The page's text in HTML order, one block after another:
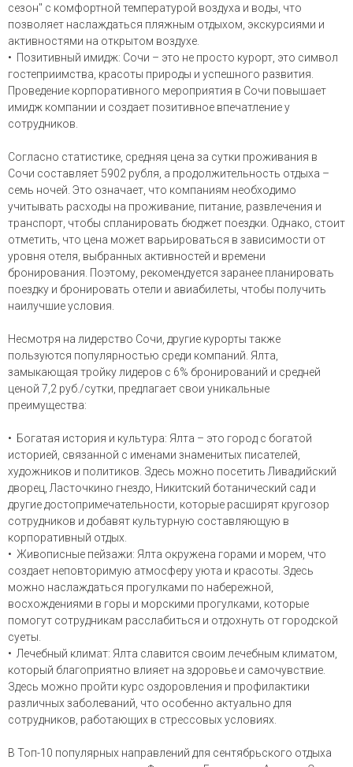
сезон" с комфортной температурой воздуха и воды, что
позволяет наслаждаться пляжным отдыхом, экскурсиями и
активностями на открытом воздухе.
• Позитивный имидж: Сочи – это не просто курорт, это символ
гостеприимства, красоты природы и успешного развития.
Проведение корпоративного мероприятия в Сочи повышает
имидж компании и создает позитивное впечатление у
сотрудников.
Согласно статистике, средняя цена за сутки проживания в
Сочи составляет 5902 рубля, а продолжительность отдыха –
семь ночей. Это означает, что компаниям необходимо
учитывать расходы на проживание, питание, развлечения и
транспорт, чтобы спланировать бюджет поездки. Однако, стоит
отметить, что цена может варьироваться в зависимости от
уровня отеля, выбранных активностей и времени
бронирования. Поэтому, рекомендуется заранее планировать
поездку и бронировать отели и авиабилеты, чтобы получить
наилучшие условия.
Несмотря на лидерство Сочи, другие курорты также
пользуются популярностью среди компаний. Ялта,
замыкающая тройку лидеров с 6% бронирований и средней
ценой 7,2 руб./сутки, предлагает свои уникальные
преимущества:
• Богатая история и культура: Ялта – это город с богатой
историей, связанной с именами знаменитых писателей,
художников и политиков. Здесь можно посетить Ливадийский
дворец, Ласточкино гнездо, Никитский ботанический сад и
другие достопримечательности, которые расширят кругозор
сотрудников и добавят культурную составляющую в
корпоративный отдых.
• Живописные пейзажи: Ялта окружена горами и морем, что
создает неповторимую атмосферу уюта и красоты. Здесь
можно наслаждаться прогулками по набережной,
восхождениями в горы и морскими прогулками, которые
помогут сотрудникам расслабиться и отдохнуть от городской
суеты.
• Лечебный климат: Ялта славится своим лечебным климатом,
который благоприятно влияет на здоровье и самочувствие.
Здесь можно пройти курс оздоровления и профилактики
различных заболеваний, что особенно актуально для
сотрудников, работающих в стрессовых условиях.
В Топ-10 популярных направлений для сентябрьского отдыха